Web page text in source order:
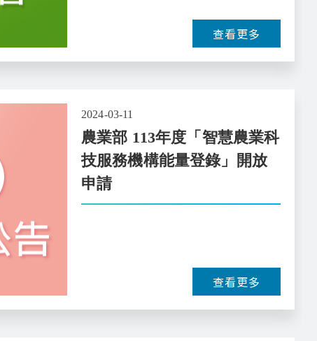
查看更多
2024-03-11
農業部 113年度「智慧農業科
技服務機構能量登錄」開放
申請
查看更多